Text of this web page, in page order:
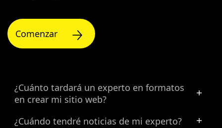
Comenzar
¿Cuánto tardará un experto en formatos
en crear mi sitio web?
¿Cuándo tendré noticias de mi experto?